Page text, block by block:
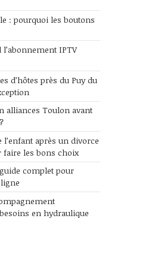
: pourquoi les boutons
IPTV
d’hôtes près du Puy du
alliances Toulon avant
l’enfant après un divorce
faire les bons choix
complet pour
en hydraulique